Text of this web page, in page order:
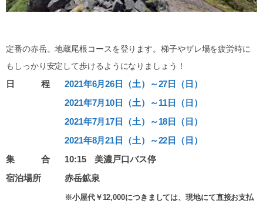
定番の赤岳。地蔵尾根コースを登ります。梯子やザレ場を疲労時に
もしっかり安定して歩けるようになりましょう！
日 程
2021年6月26日（土）～27日（日）
2021年7月10日（土）～11日（日）
2021年7月17日（土）～18日（日）
2021年8月21日（土）～22日（日）
集 合
10:15 美濃戸口バス停
宿泊場所
赤岳鉱泉
※小屋代￥12,000につきましては、現地にて直接お支払